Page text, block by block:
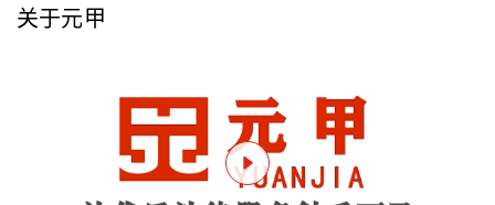
关于元甲